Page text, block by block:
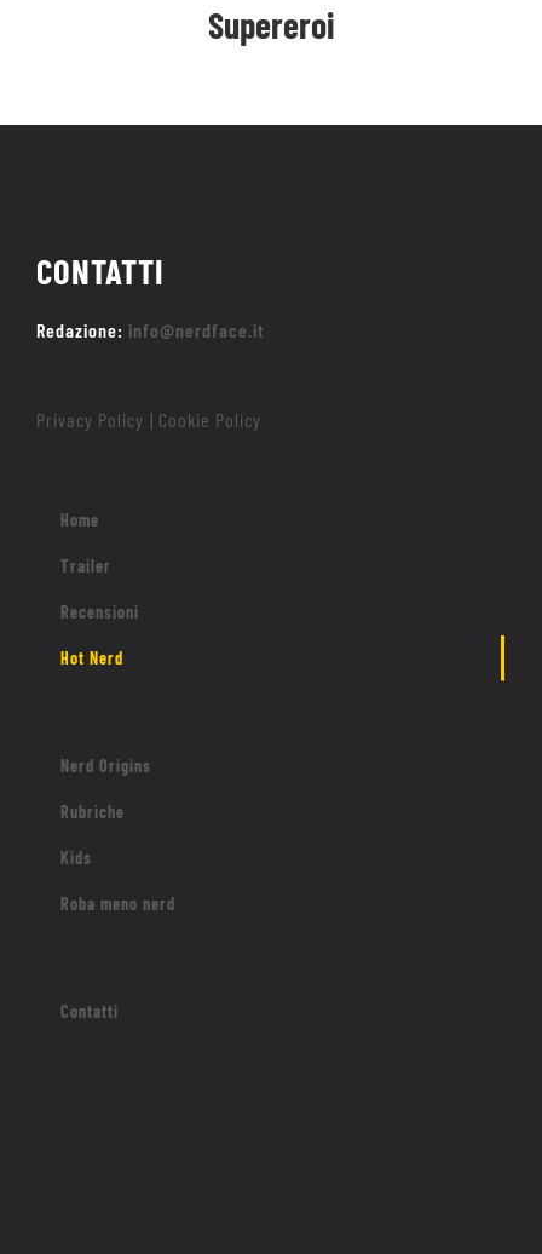
Supereroi
CONTATTI
Redazione: info@nerdface.it
Privacy Policy | Cookie Policy
Home
Trailer
Recensioni
Hot Nerd
Nerd Origins
Rubriche
Kids
Roba meno nerd
Contatti